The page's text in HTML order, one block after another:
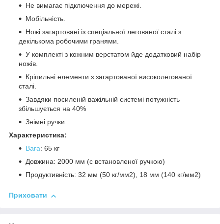
Не вимагає підключення до мережі.
Мобільність.
Ножі загартовані із спеціальної легованої сталі з
декількома робочими гранями.
У комплекті з кожним верстатом йде додатковий набір
ножів.
Кріпильні елементи з загартованої високолегованої
сталі.
Завдяки посиленій важільній системі потужність
збільшується на 40%
Знімні ручки.
Характеристика:
Вага: 65 кг
Довжина: 2000 мм (c встановленої ручкою)
Продуктивність: 32 мм (50 кг/мм2), 18 мм (140 кг/мм2)
Приховати